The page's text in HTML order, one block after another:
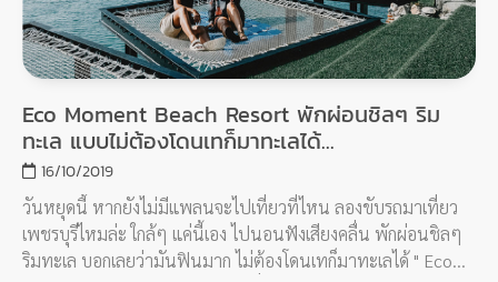
Eco Moment Beach Resort พักผ่อนชิลๆ ริม
ทะเล แบบไม่ต้องโดนเทก็มาทะเลได้...
16/10/2019
วันหยุดนี้ หากยังไม่มีแพลนจะไปเที่ยวที่ไหน ลองขับรถมาเที่ยว
เพชรบุรีไหมล่ะ ใกล้ๆ แค่นี้เอง ไปนอนฟังเสียงคลื่น พักผ่อนชิลๆ
ริมทะเล บอกเลยว่ามันฟินมาก ไม่ต้องโดนเทก็มาทะเลได้ " Eco